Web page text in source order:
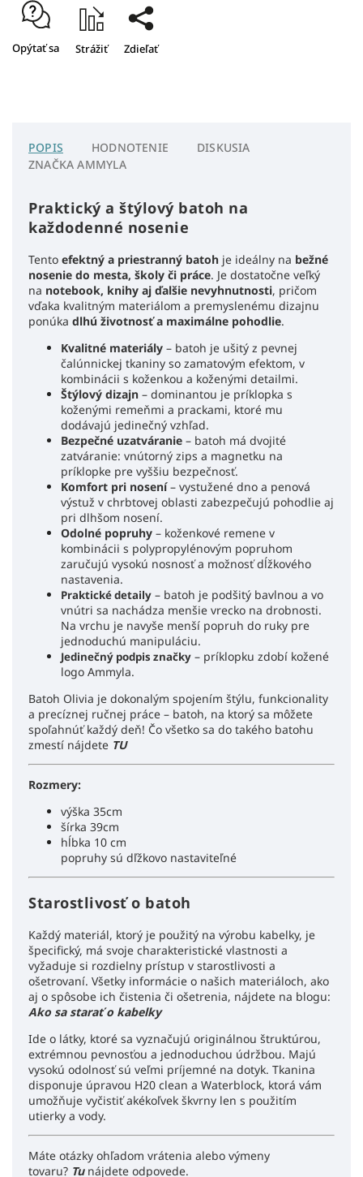
Opýtať sa Strážiť Zdieľať
POPIS HODNOTENIE
DISKUSIA
ZNAČKA AMMYLA
Praktický a štýlový batoh na
každodenné nosenie
Tento efektný a priestranný batoh je ideálny na bežné
nosenie do mesta, školy či práce. Je dostatočne veľký
na notebook, knihy aj ďalšie nevyhnutnosti, pričom
vďaka kvalitným materiálom a premyslenému dizajnu
ponúka dlhú životnosť a maximálne pohodlie.
Kvalitné materiály – batoh je ušitý z pevnej
čalúnnickej tkaniny so zamatovým efektom, v
kombinácii s koženkou a koženými detailmi.
Štýlový dizajn – dominantou je príklopka s
koženými remeňmi a prackami, ktoré mu
dodávajú jedinečný vzhľad.
Bezpečné uzatváranie – batoh má dvojité
zatváranie: vnútorný zips a magnetku na
príklopke pre vyššiu bezpečnosť.
Komfort pri nosení– vystužené dno a penová
výstuž v chrbtovej oblasti zabezpečujú pohodlie aj
pri dlhšom nosení.
Odolné popruhy – koženkové remene v
kombinácii s polypropylénovým popruhom
zaručujú vysokú nosnosť a možnosť dĺžkového
nastavenia.
Praktické detaily – batoh je podšitý bavlnou a vo
vnútri sa nachádza menšie vrecko na drobnosti.
Na vrchu je navyše menší popruh do ruky pre
jednoduchú manipuláciu.
Jedinečný podpis značky – príklopku zdobí kožené
logo Ammyla.
Batoh Olivia je dokonalým spojením štýlu, funkcionality
a precíznej ručnej práce – batoh, na ktorý sa môžete
spoľahnúť každý deň! Čo všetko sa do takého batohu
zmestí nájdete TU
Rozmery:
výška 35cm
šírka 39cm
hĺbka 10 cm
popruhy sú dľžkovo nastaviteľné
Starostlivosť o batoh
Každý materiál, ktorý je použitý na výrobu kabelky, je
špecifický, má svoje charakteristické vlastnosti a
vyžaduje si rozdielny prístup v starostlivosti a
ošetrovaní. Všetky informácie o našich materiáloch, ako
aj o spôsobe ich čistenia či ošetrenia, nájdete na blogu:
Ako sa starať o kabelky
Ide o látky, ktoré sa vyznačujú originálnou štruktúrou,
extrémnou pevnosťou a jednoduchou údržbou. Majú
vysokú odolnosť sú veľmi príjemné na dotyk. Tkanina
disponuje úpravou H20 clean a Waterblock, ktorá vám
umožňuje vyčistiť akékoľvek škvrny len s použitím
utierky a vody.
Máte otázky ohľadom vrátenia alebo výmeny
tovaru? Tunájdete odpovede.